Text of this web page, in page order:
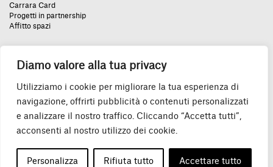
Diamo valore alla tua privacy
Utilizziamo i cookie per migliorare la tua esperienza di
navigazione, offrirti pubblicità o contenuti personalizzati
e analizzare il nostro traffico. Cliccando “Accetta tutti”,
acconsenti al nostro utilizzo dei cookie.
Personalizza Rifiuta tutto Accettare tutto
Carrara Card
Progetti in partnership
Affitto spazi
Un grazie speciale:
Tutti i diritti riservati. Credits